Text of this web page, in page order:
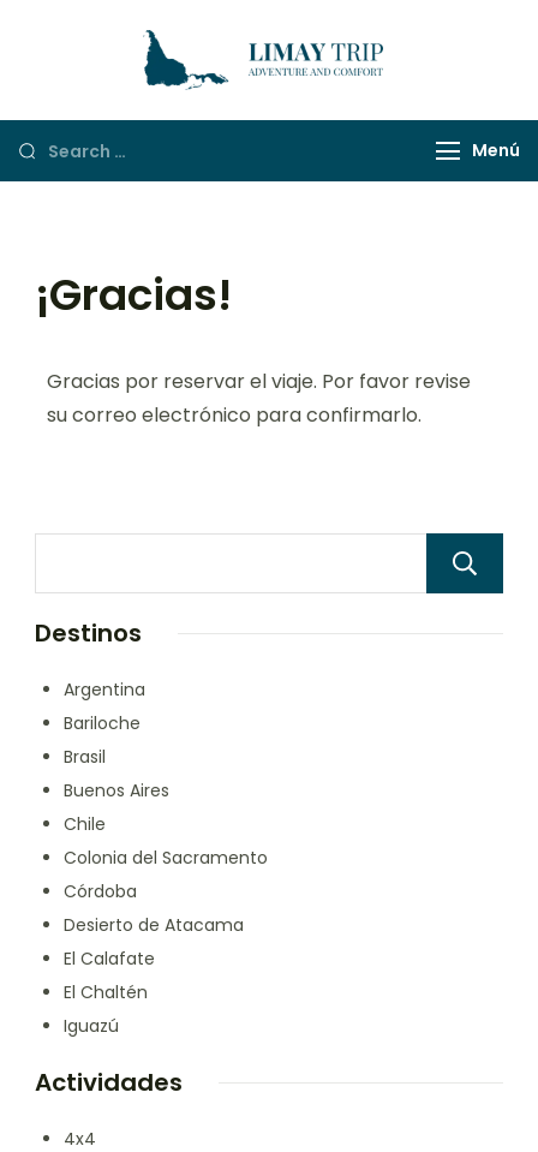
Menú
¡Gracias!
Gracias por reservar el viaje. Por favor revise
su correo electrónico para confirmarlo.
Destinos
Argentina
Bariloche
Brasil
Buenos Aires
Chile
Colonia del Sacramento
Córdoba
Desierto de Atacama
El Calafate
El Chaltén
Iguazú
Actividades
4x4